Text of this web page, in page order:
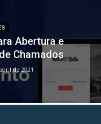
Abertura e
Chamados
de 2021